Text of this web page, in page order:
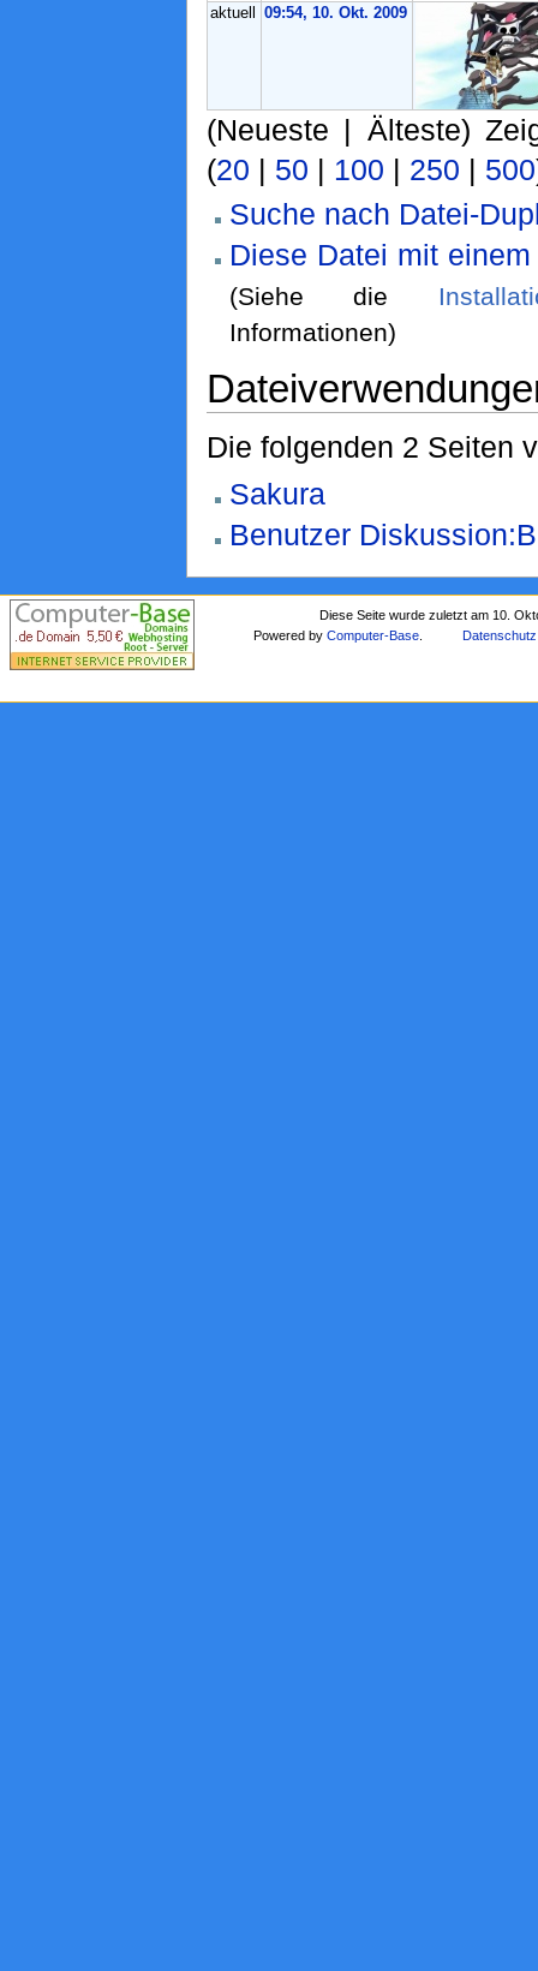
aktuell
09:54, 10. Okt. 2009
(Neueste | Älteste)
(20 | 50 | 100 | 250 | 500
Suche nach Datei-
Diese Datei mit
(Siehe die
Informationen)
Die folgenden 2 Seiten
Sakura
Benutzer
Diese Seite wurde zuletzt am 10.
Powered byComputer-Base Datenschutz